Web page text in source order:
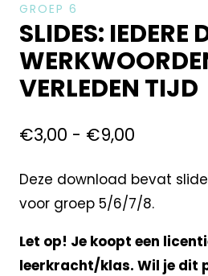
GROEP 6
SLIDES: IEDERE
VERLEDEN TIJD
€3,00 - €9,00
Deze download bevat
voor groep 5/6/7/8.
Let op! Je koopt een
leerkracht/klas. Wil je dit